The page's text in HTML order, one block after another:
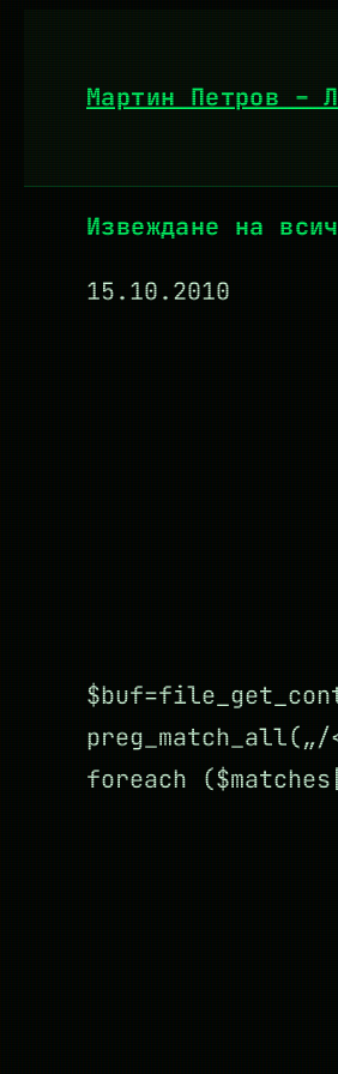
съдържанието
Мартин Петров –
Извеждане на
15.10.2010
preg_match_all(„/
foreach